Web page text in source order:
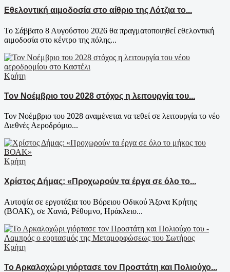
Εθελοντική αιμοδοσία στο αίθριο της Λότζια το...
Το Σάββατο 8 Αυγούστου 2026 θα πραγματοποιηθεί εθελοντική
αιμοδοσία στο κέντρο της πόλης...
Κρήτη
Τον Νοέμβριο του 2028 στόχος η λειτουργία του...
Τον Νοέμβριο του 2028 αναμένεται να τεθεί σε λειτουργία το νέο
Διεθνές Αεροδρόμιο...
Κρήτη
Χρίστος Δήμας: «Προχωρούν τα έργα σε όλο το...
Αυτοψία σε εργοτάξια του Βόρειου Οδικού Άξονα Κρήτης
(ΒΟΑΚ), σε Χανιά, Ρέθυμνο, Ηράκλειο...
Κρήτη
Το Αρκαλοχώρι γιόρτασε τον Προστάτη και Πολιούχο...